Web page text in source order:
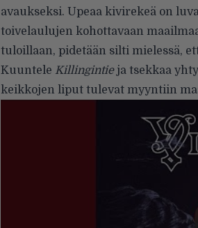
avaukseksi. Upeaa kivirekeä on
toivelaulujen kohottavaan
tuloillaan, pidetään silti mielessä,
Kuuntele Killingintieja tsekkaa
keikkojen liput tulevat myyntiin